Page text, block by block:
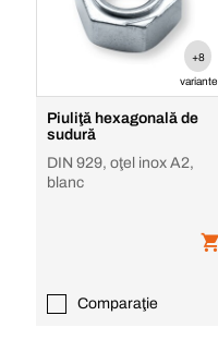
+8
variante
Piuliţă hexagonală de
sudură
DIN 929, oţel inox A2,
blanc
Comparaţie